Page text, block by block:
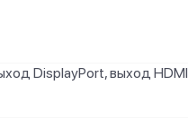
DisplayPort, выход HDMI